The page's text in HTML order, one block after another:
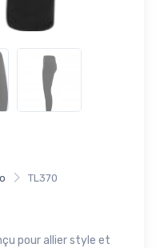
TL370
pour allier style et